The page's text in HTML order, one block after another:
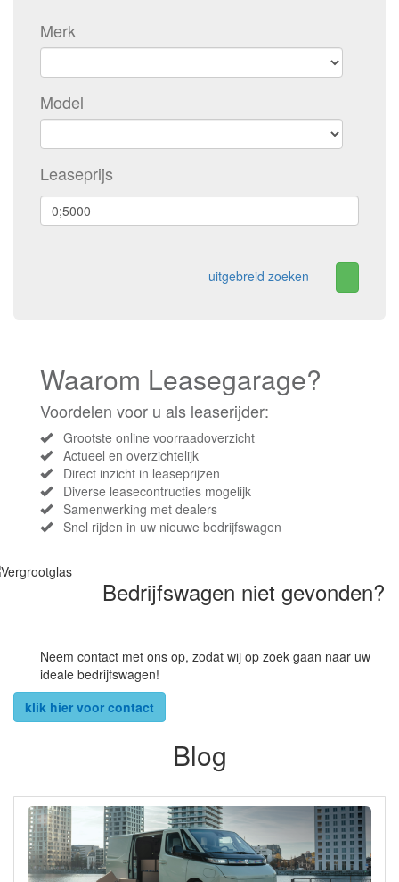
Merk
Model
Leaseprijs
uitgebreid zoeken
Waarom Leasegarage?
Voordelen voor u als leaserijder:
Grootste online voorraadoverzicht
Actueel en overzichtelijk
Direct inzicht in leaseprijzen
Diverse leasecontructies mogelijk
Samenwerking met dealers
Snel rijden in uw nieuwe bedrijfswagen
Bedrijfswagen niet gevonden?
Neem contact met ons op, zodat wij op zoek gaan naar uw
ideale bedrijfswagen!
klik hier voor contact
Blog